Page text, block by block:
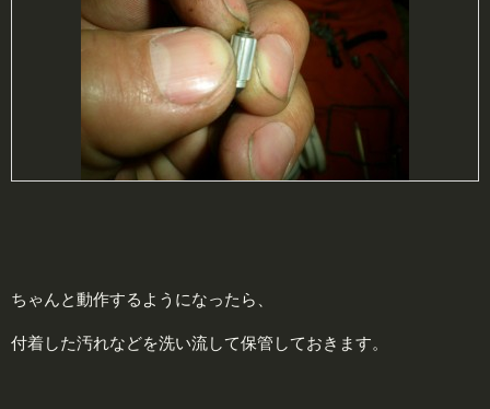
ちゃんと動作するようになったら、
付着した汚れなどを洗い流して保管しておきます。